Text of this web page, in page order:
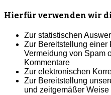
Hierfür verwenden wir
Zur statistischen
Zur Bereitstellung einer
Vermeidung von Spam
Kommentare
Zur elektronischen
Zur Bereitstellung
und zeitgemäßer Weise